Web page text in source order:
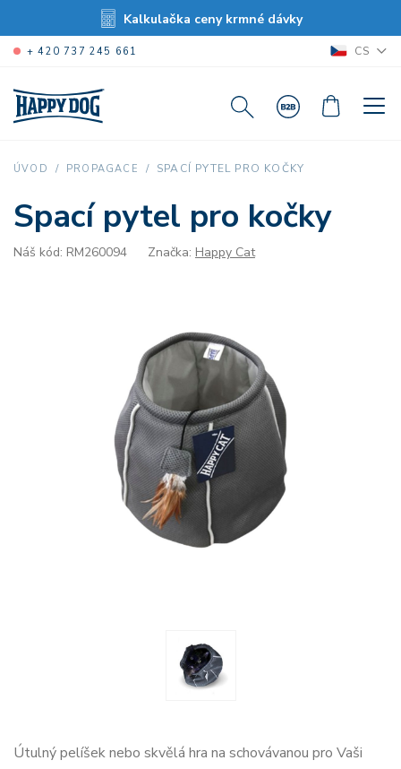
Kalkulačka ceny krmné dávky
+ 420 737 245 661 CS
ÚVOD PROPAGACE SPACÍ PYTEL PRO KOČKY
Spací pytel pro kočky
Náš kód: RM260094 Značka: Happy Cat
Útulný pelíšek nebo skvělá hra na schovávanou pro Vaši